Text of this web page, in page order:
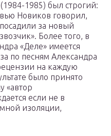
1985) был строгий:
Новиков говорил,
за новый
Более того, в
«Деле» имеется
по песням Александра
на каждую
было принято
«автор
если не в
изоляции,